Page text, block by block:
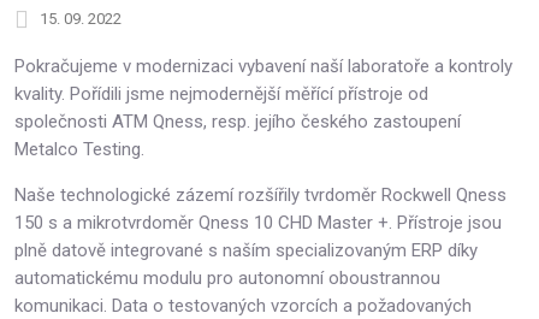
15. 09. 2022
Pokračujeme v modernizaci vybavení naší laboratoře a kontroly
kvality. Pořídili jsme nejmodernější měřící přístroje od
společnosti ATM Qness, resp. jejího českého zastoupení
Metalco Testing.
Naše technologické zázemí rozšířily tvrdoměr Rockwell Qness
150 s a mikrotvrdoměr Qness 10 CHD Master +. Přístroje jsou
plně datově integrované s naším specializovaným ERP díky
automatickému modulu pro autonomní oboustrannou
komunikaci. Data o testovaných vzorcích a požadovaných